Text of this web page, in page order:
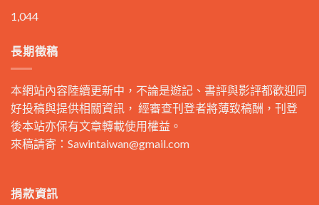
1,044
長期徵稿
本網站內容陸續更新中，不論是遊記、書評與影評都歡迎同
好投稿與提供相關資訊， 經審查刊登者將薄致稿酬，刊登
後本站亦保有文章轉載使用權益。
來稿請寄： Sawintaiwan@gmail.com
捐款資訊